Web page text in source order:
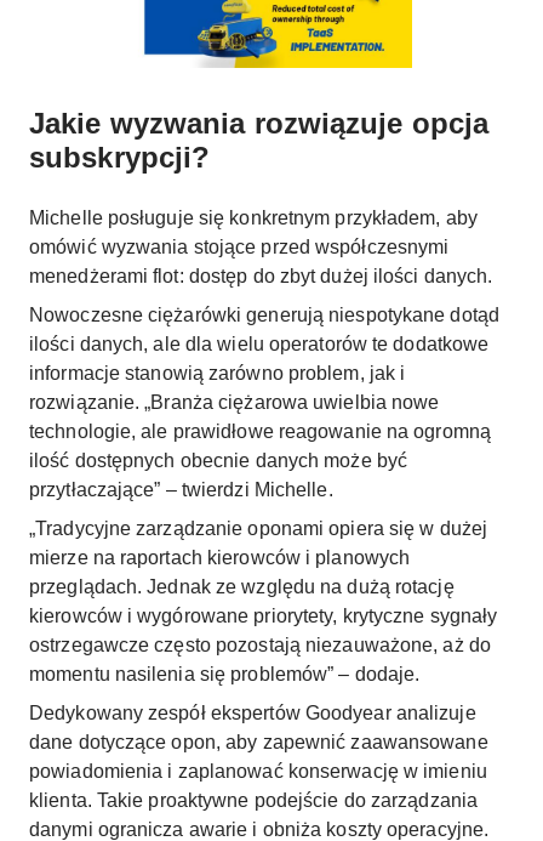
Jakie wyzwania rozwiązuje opcja
subskrypcji?
Michelle posługuje się konkretnym przykładem, aby
omówić wyzwania stojące przed współczesnymi
menedżerami flot: dostęp do zbyt dużej ilości danych.
Nowoczesne ciężarówki generują niespotykane dotąd
ilości danych, ale dla wielu operatorów te dodatkowe
informacje stanowią zarówno problem, jak i
rozwiązanie. „Branża ciężarowa uwielbia nowe
technologie, ale prawidłowe reagowanie na ogromną
ilość dostępnych obecnie danych może być
przytłaczające” – twierdzi Michelle.
„Tradycyjne zarządzanie oponami opiera się w dużej
mierze na raportach kierowców i planowych
przeglądach. Jednak ze względu na dużą rotację
kierowców i wygórowane priorytety, krytyczne sygnały
ostrzegawcze często pozostają niezauważone, aż do
momentu nasilenia się problemów” – dodaje.
Dedykowany zespół ekspertów Goodyear analizuje
dane dotyczące opon, aby zapewnić zaawansowane
powiadomienia i zaplanować konserwację w imieniu
klienta. Takie proaktywne podejście do zarządzania
danymi ogranicza awarie i obniża koszty operacyjne.